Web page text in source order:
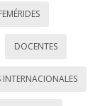
DOCENTES
INTERNACIONALES